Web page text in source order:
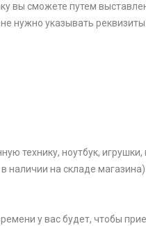
вы сможете путем
нужно указывать
технику, ноутбук,
на складе
у вас будет, чтобы